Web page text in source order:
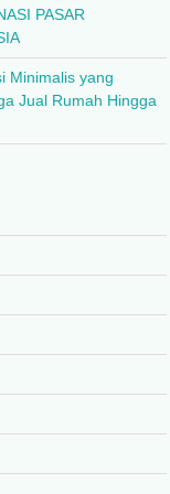
PASAR
Minimalis yang
Jual Rumah Hingga